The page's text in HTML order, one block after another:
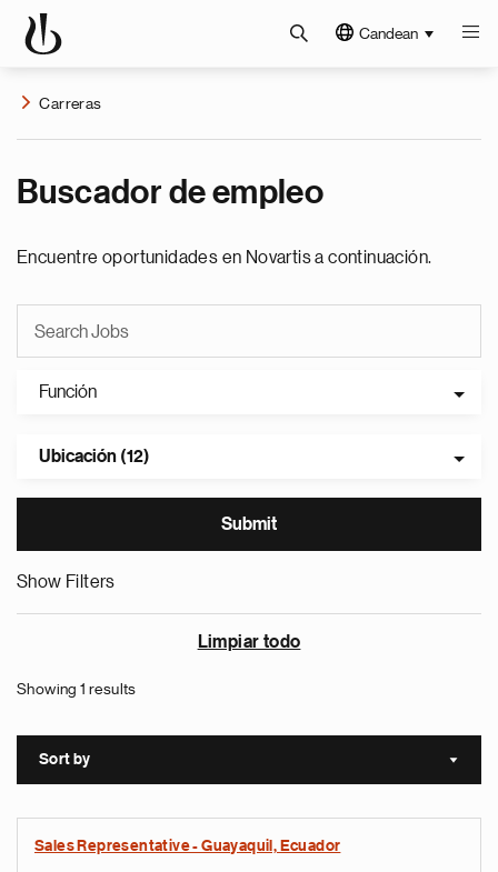
Candean
Carreras
Buscador de empleo
Encuentre oportunidades en Novartis a continuación.
Función
Ubicación (12)
Show Filters
Limpiar todo
Showing 1 results
Sort by Sort
Sales Representative - Guayaquil, Ecuador